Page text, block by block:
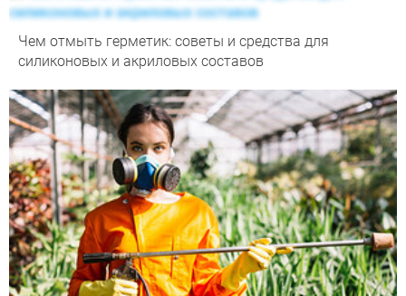
Чем отмыть герметик: советы и средства для
силиконовых и акриловых составов